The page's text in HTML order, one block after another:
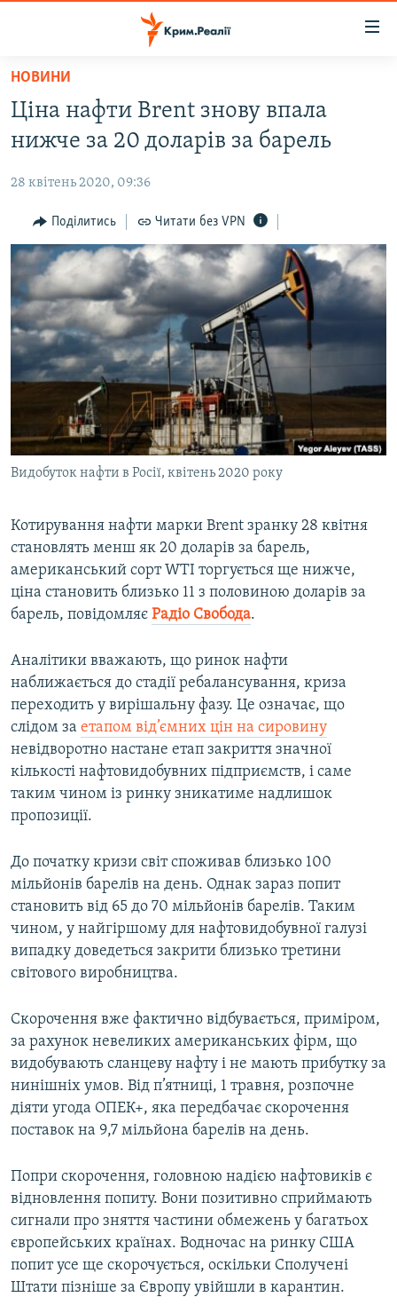
Перейти
основного
матеріалу
до
навігації
Перейти
пошуку
ВОДА.КРИМ
ПОЛІТИКА
БЛОГИ
ПОГЛЯД
ІНТЕРВ'Ю
ВСЕ ЗА ДЕНЬ
СПЕЦПРОЕКТИ
ДЕПОРТАЦІЯ
ВІДЕОУРОКИ «ELIFBE»
СВІДЧЕННЯ ОКУПАЦІЇ
УКРАЇНСЬКА ПРОБЛЕМА КРИМУ
ЯК ОБІЙТИ БЛОКУВАННЯ
Русский
Qırımtatar
Усі сайти RFE/RL
НОВИНИ
Ціна нафти Brent знову впала
нижче за 20 доларів за барель
28 квітень 2020, 09:36
Поділитись Читати без VPN
Видобуток нафти в Росії, квітень 2020 року
Котирування нафти марки Brent зранку 28 квітня
становлять менш як 20 доларів за барель,
американський сорт WTI торгується ще нижче,
ціна становить близько 11 з половиною доларів за
барель, повідомляє Радіо Свобода.
Аналітики вважають, що ринок нафти
наближається до стадії ребалансування, криза
переходить у вирішальну фазу. Це означає, що
слідом за етапом від’ємних цін на сировину
невідворотно настане етап закриття значної
кількості нафтовидобувних підприємств, і саме
таким чином із ринку зникатиме надлишок
пропозиції.
До початку кризи світ споживав близько 100
мільйонів барелів на день. Однак зараз попит
становить від 65 до 70 мільйонів барелів. Таким
чином, у найгіршому для нафтовидобувної галузі
випадку доведеться закрити близько третини
світового виробництва.
Скорочення вже фактично відбувається, приміром,
за рахунок невеликих американських фірм, що
видобувають сланцеву нафту і не мають прибутку за
нинішніх умов. Від п’ятниці, 1 травня, розпочне
діяти угода ОПЕК+, яка передбачає скорочення
поставок на 9,7 мільйона барелів на день.
Попри скорочення, головною надією нафтовиків є
відновлення попиту. Вони позитивно сприймають
сигнали про зняття частини обмежень у багатьох
європейських країнах. Водночас на ринку США
попит усе ще скорочується, оскільки Сполучені
Штати пізніше за Європу увійшли в карантин.